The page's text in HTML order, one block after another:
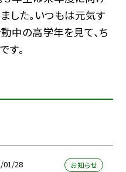
した。いつもは元気す
中の高学年を見て、ち
す。
01/28 お知らせ